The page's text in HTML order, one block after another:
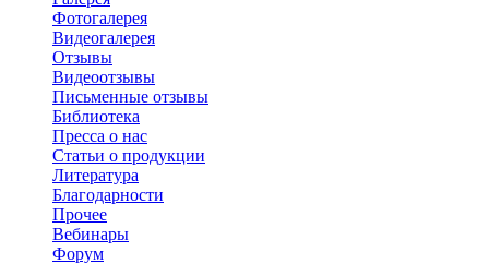
Фотогалерея
Видеогалерея
Отзывы
Видеоотзывы
Письменные отзывы
Библиотека
Пресса о нас
Статьи о продукции
Литература
Благодарности
Прочее
Вебинары
Форум